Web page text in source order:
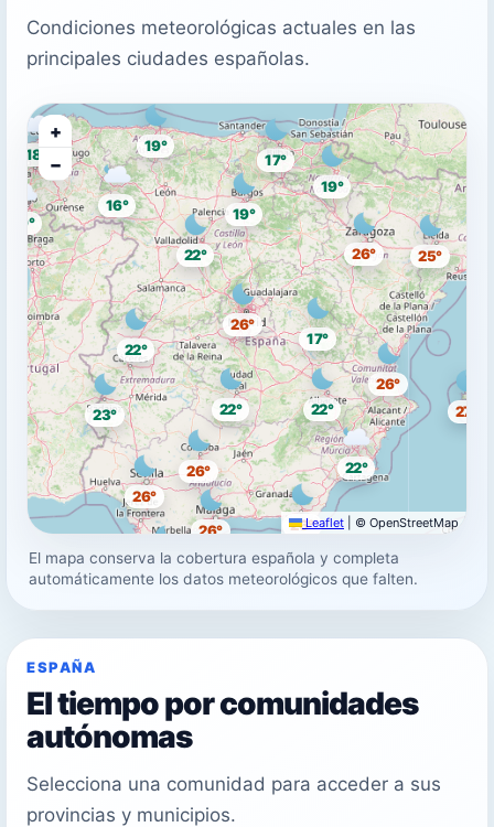
Condiciones meteorológicas actuales en las
principales ciudades españolas.
26°
26°
26°
26°
26°
22°
17°
26°
22°
19°
19°
18°
19°
26°
19°
22°
23°
25°
23°
22°
16°
27°
17°
22°
+
−
Leaflet © OpenStreetMap
El mapa conserva la cobertura española y completa
automáticamente los datos meteorológicos que falten.
ESPAÑA
El tiempo por comunidades
autónomas
Selecciona una comunidad para acceder a sus
provincias y municipios.